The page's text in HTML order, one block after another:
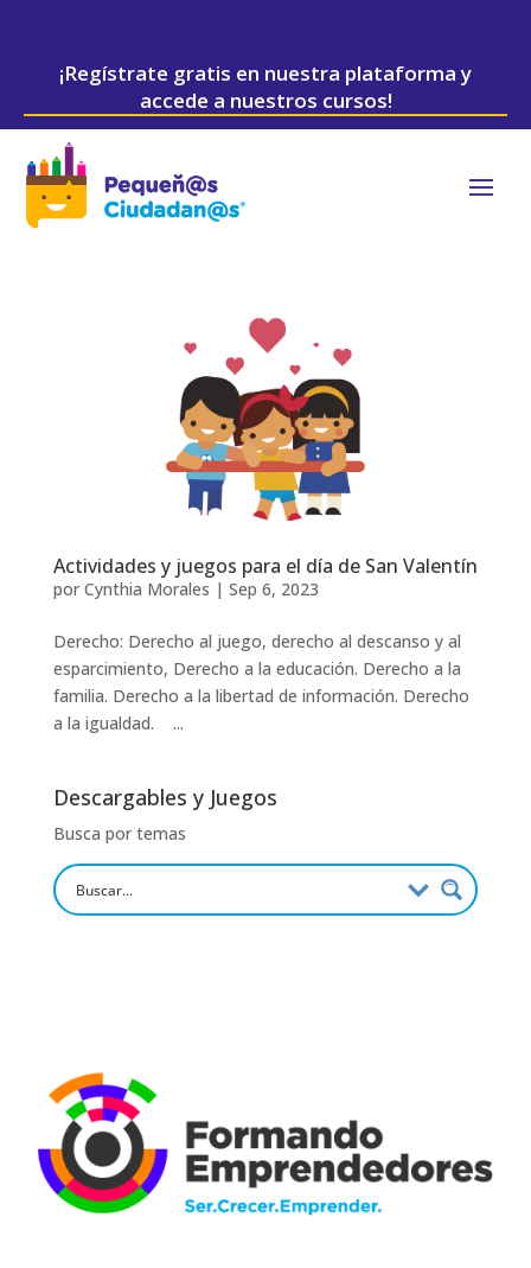
¡Regístrate gratis en nuestra plataforma y
accede a nuestros cursos!
Actividades y juegos para el día de San Valentín
por Cynthia Morales | Sep 6, 2023
Derecho: Derecho al juego, derecho al descanso y al
esparcimiento, Derecho a la educación. Derecho a la
familia. Derecho a la libertad de información. Derecho
a la igualdad. ...
Descargables y Juegos
Busca por temas